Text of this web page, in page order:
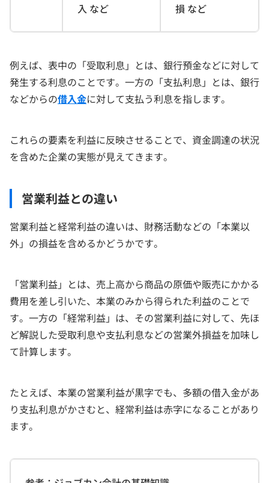
入 など
損 など
例えば、表中の「受取利息」とは、銀行預金などに対して
発生する利息のことです。一方の「支払利息」とは、銀行
などからの借入金に対して支払う利息を指します。
これらの要素を利益に反映させることで、資金調達の状況
を含めた企業の実態が見えてきます。
営業利益との違い
営業利益と経常利益の違いは、財務活動などの「本業以
外」の損益を含めるかどうかです。
「営業利益」とは、売上高から商品の原価や販売にかかる
費用を差し引いた、本業のみから得られた利益のことで
す。一方の「経常利益」は、その営業利益に対して、先ほ
ど解説した受取利息や支払利息などの営業外損益を加味し
て計算します。
たとえば、本業の営業利益が黒字でも、多額の借入金があ
り支払利息がかさむと、経常利益は赤字になることがあり
ます。